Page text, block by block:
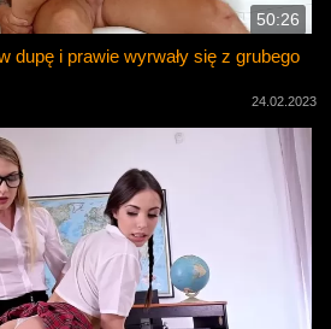
50:26
dupę i prawie wyrwały się z grubego
24.02.2023